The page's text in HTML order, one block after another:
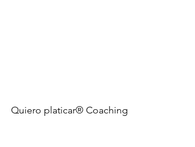
Quiero platicar® Coaching